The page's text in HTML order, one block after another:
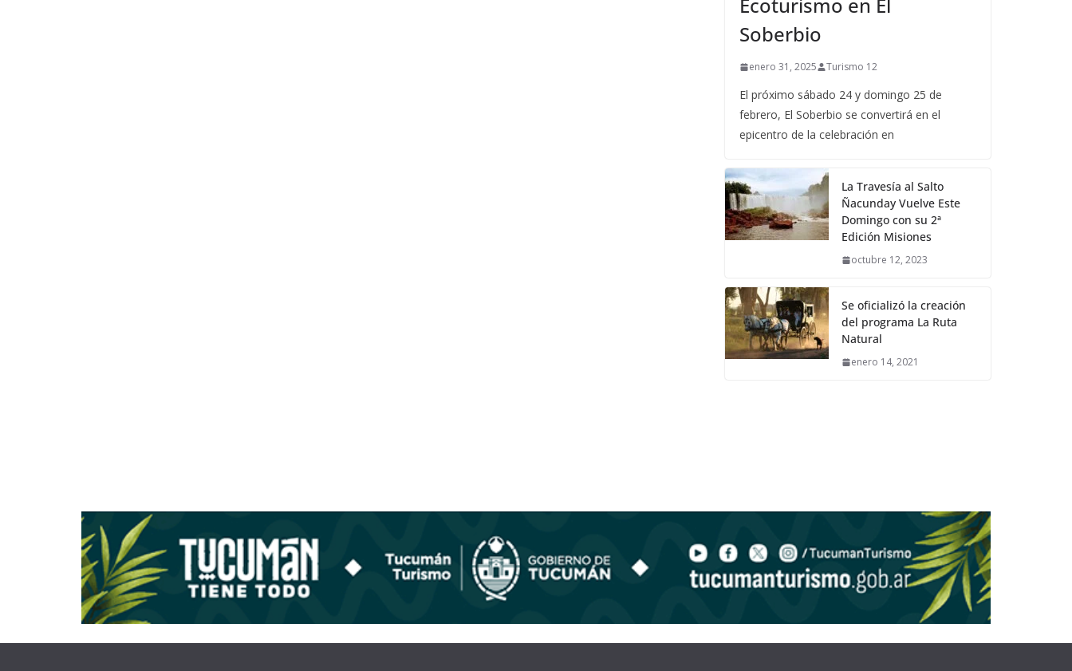
Soberbio
enero 31, 2025 Turismo 12
El próximo sábado 24 y domingo 25 de
febrero, El Soberbio se convertirá en el
epicentro de la celebración en
La Travesía al Salto
Ñacunday Vuelve Este
Domingo con su 2ª
Edición Misiones
octubre 12, 2023
Se oficializó la creación
del programa La Ruta
Natural
enero 14, 2021